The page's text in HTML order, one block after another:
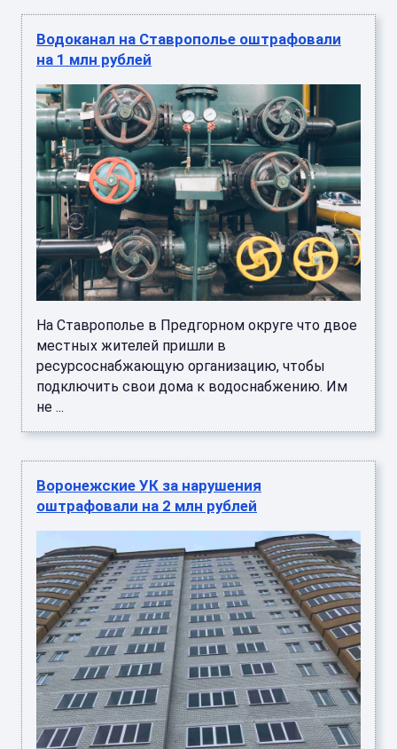
Водоканал на Ставрополье оштрафовали
на 1 млн рублей
На Ставрополье в Предгорном округе что двое
местных жителей пришли в
ресурсоснабжающую организацию, чтобы
подключить свои дома к водоснабжению. Им
не ...
Воронежские УК за нарушения
оштрафовали на 2 млн рублей